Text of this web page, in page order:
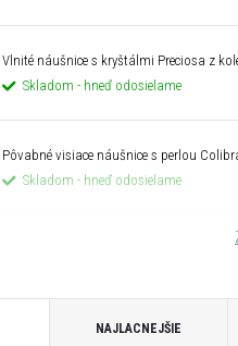
Vlnité náušnice s kryštálmi Preciosa z
Skladom - hneď odosielame
Pôvabné visiace náušnice s perlou
Skladom - hneď odosielame
NAJLACNEJŠIE